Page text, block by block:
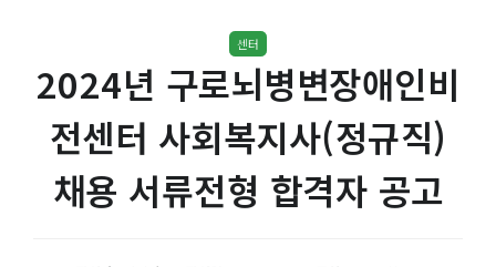
센터
2024년 구로뇌병변장애인비
전센터 사회복지사(정규직)
채용 서류전형 합격자 공고